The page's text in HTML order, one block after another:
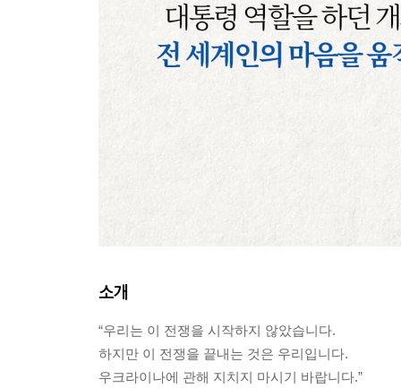
소개
“우리는 이 전쟁을 시작하지 않았습니다.
하지만 이 전쟁을 끝내는 것은 우리입니다.
우크라이나에 관해 지치지 마시기 바랍니다.”